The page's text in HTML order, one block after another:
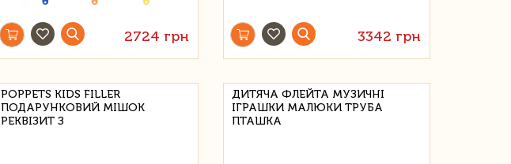
2724 грн 3342 грн
POPPETS KIDS FILLER
ПОДАРУНКОВИЙ МІШОК
РЕКВІЗИТ З
ДИТЯЧА ФЛЕЙТА МУЗИЧНІ
ІГРАШКИ МАЛЮКИ ТРУБА
ПТАШКА